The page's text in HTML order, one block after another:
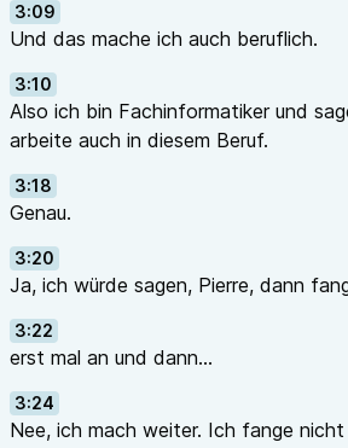
3:09
Und das mache ich auch beruflich.
3:10
Also ich bin Fachinformatiker und
arbeite auch in diesem Beruf.
3:18
Genau.
3:20
Ja, ich würde sagen, Pierre, dann
3:22
erst mal an und dann...
3:24
Nee, ich mach weiter. Ich fange nicht